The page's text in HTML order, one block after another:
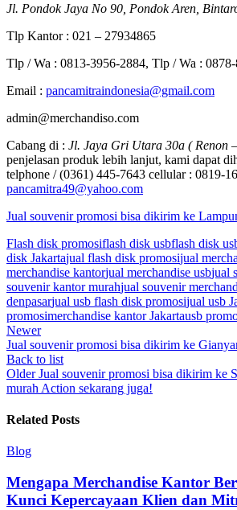
Jl. Pondok Jaya No 90, Pondok Aren,
Tlp Kantor : 021 – 27934865
Tlp / Wa : 0813-3956-2884, Tlp / Wa :
Email : pancamitraindonesia@gmail.com
admin@merchandiso.com
Cabang di : Jl. Jaya Gri Utara 30a ( Renon
penjelasan produk lebih lanjut, kami dapat
telphone / (0361) 445-7643 cellular : 0819-
pancamitra49@yahoo.com
Jual souvenir promosi bisa dikirim ke
Flash disk promosiflash disk usbflash disk
disk Jakartajual flash disk promosijual
merchandise kantorjual merchandise usbjual
souvenir kantor murahjual souvenir
denpasarjual usb flash disk promosijual usb
promosimerchandise kantor Jakartausb
Newer
Jual souvenir promosi bisa dikirim ke
Back to list
Older Jual souvenir promosi bisa dikirim ke
murah Action sekarang juga!
Related Posts
Blog
Mengapa Merchandise Kantor
Kunci Kepercayaan Klien dan